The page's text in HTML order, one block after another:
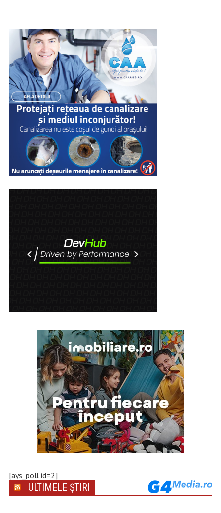
[ays_poll id=2]
ULTIMELE ȘTIRI